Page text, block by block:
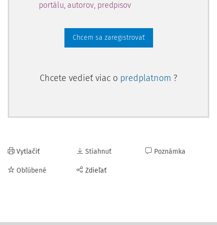
portálu, autorov, predpisov
Chcem sa zaregistrovať
Chcete vedieť viac o predplatnom ?
Vytlačiť
Obľúbené
Stiahnuť
Zdieľať
Poznámka